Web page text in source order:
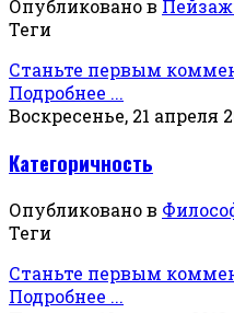
Опубликовано в
Теги
Станьте первым
Подробнее ...
Воскресенье, 21 апреля
Категоричность
Опубликовано в
Теги
Станьте первым
Подробнее ...